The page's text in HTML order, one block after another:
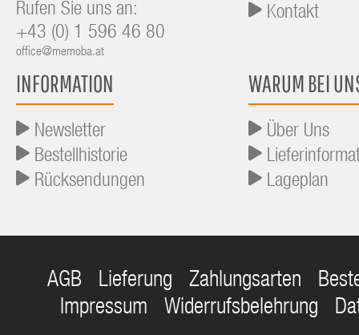
Rufen Sie uns an:
+43 (0) 1 596 46 80
office@memoba.at
Kontakt
INFORMATION
Newsletter
Bestellhistorie
Rücksendungen
WARUM BEI
Über Uns
Lageplan
AGB Lieferung Zahlungsarten
Impressum
Widerrufsbelehrung